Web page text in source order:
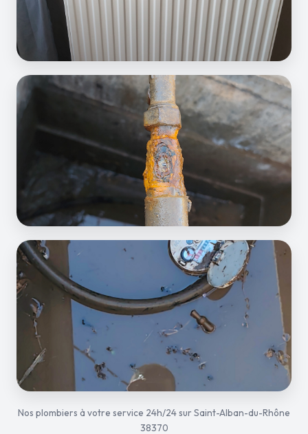
Nos plombiers à votre service 24h/24 sur Saint-Alban-du-Rhône
38370